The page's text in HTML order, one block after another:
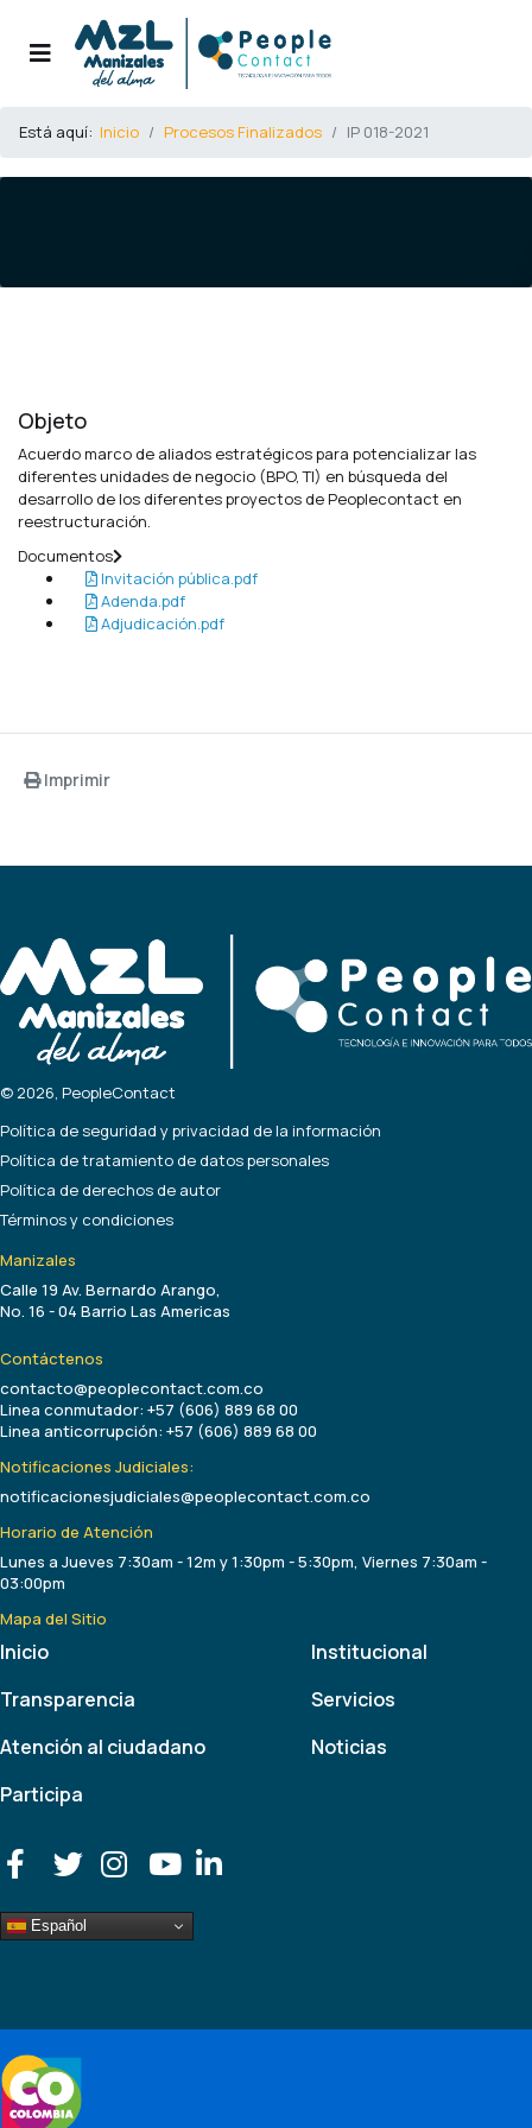
Está aquí: Inicio Procesos Finalizados IP 018-2021
Objeto
Acuerdo marco de aliados estratégicos para potencializar las
diferentes unidades de negocio (BPO, TI) en búsqueda del
desarrollo de los diferentes proyectos de Peoplecontact en
reestructuración.
Documentos
Invitación pública.pdf
Adenda.pdf
Adjudicación.pdf
Imprimir
© 2026, PeopleContact
Política de seguridad y privacidad de la información
Política de tratamiento de datos personales
Política de derechos de autor
Términos y condiciones
Manizales
Calle 19 Av. Bernardo Arango,
No. 16 - 04 Barrio Las Americas
Contáctenos
contacto@peoplecontact.com.co
Linea conmutador: +57 (606) 889 68 00
Linea anticorrupción: +57 (606) 889 68 00
Notificaciones Judiciales:
notificacionesjudiciales@peoplecontact.com.co
Horario de Atención
Lunes a Jueves 7:30am - 12m y 1:30pm - 5:30pm, Viernes 7:30am -
03:00pm
Mapa del Sitio
Inicio
Transparencia
Atención al ciudadano
Participa
Institucional
Servicios
Noticias
Español